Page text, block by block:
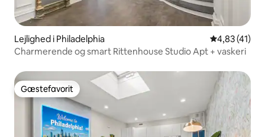
Lejlighed i Philadelphia 4,83 ud af 5
4,83 (41)
Charmerende og smart Rittenhouse Studio Apt + vaskeri
Gæstefavorit
Gæstefavorit